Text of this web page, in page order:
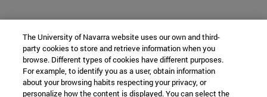
The University of Navarra website uses our own and third-
party cookies to store and retrieve information when you
browse. Different types of cookies have different purposes.
For example, to identify you as a user, obtain information
about your browsing habits respecting your privacy, or
personalize how the content is displayed. You can select the